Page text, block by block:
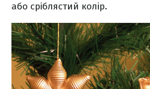
або сріблястий колір.